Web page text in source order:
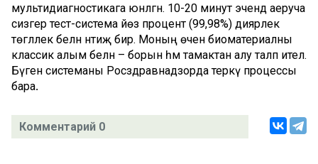
мультидиагностикага юнәлгән. 10-20 минут эчендә аеруча
сизгер тест-система йөз процент (99,98%) диярлек
төгәллек белән нәтиҗә бирә. Моның өчен биоматериалны
классик алым белән – борын һәм тамактан алу таләп ителә.
Бүген системаны Росздравнадзорда теркәү процессы
бара.
Комментарий 0